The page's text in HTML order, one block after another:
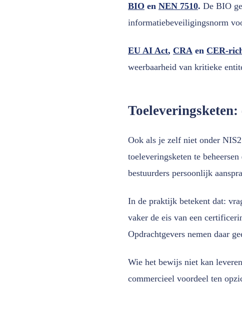
BIO en NEN 7510. De BIO
informatiebeveiligingsnorm
EU AI Act, CRA en CER-
weerbaarheid van kritieke
Ook als je zelf niet onder
toeleveringsketen te
bestuurders persoonlijk
In de praktijk betekent dat:
vaker de eis van een
Opdrachtgevers nemen daar
Wie het bewijs niet kan
commercieel voordeel ten